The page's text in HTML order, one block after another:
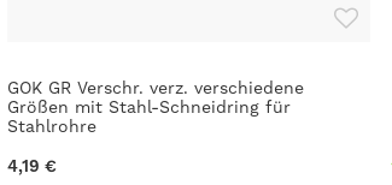
GOK GR Verschr. verz. verschiedene
Größen mit Stahl-Schneidring für
Stahlrohre
4,19 €